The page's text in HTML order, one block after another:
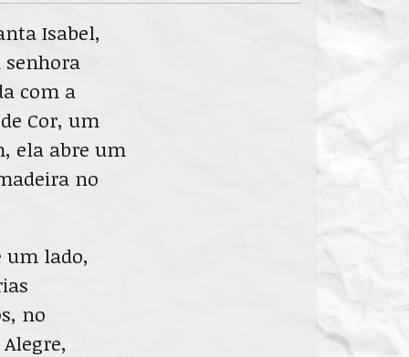
Isabel,
senhora
com a
Cor, um
ela abre um
no
um lado,
no